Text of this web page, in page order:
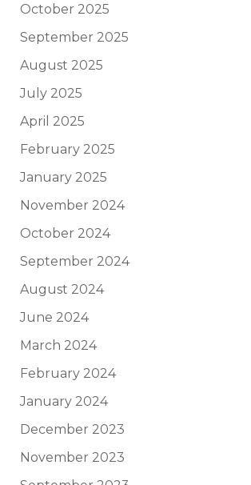
October 2025
September 2025
August 2025
July 2025
April 2025
February 2025
January 2025
November 2024
October 2024
September 2024
August 2024
June 2024
March 2024
February 2024
January 2024
December 2023
November 2023